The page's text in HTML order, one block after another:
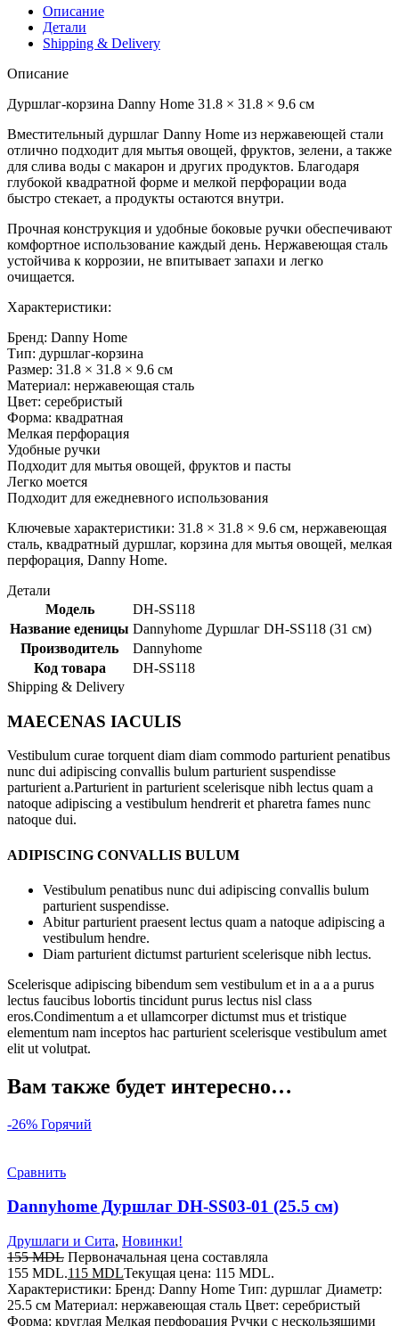
Описание
Детали
Shipping & Delivery
Описание
Дуршлаг-корзина Danny Home 31.8 × 31.8 × 9.6 см
Вместительный дуршлаг Danny Home из нержавеющей стали
отлично подходит для мытья овощей, фруктов, зелени, а также
для слива воды с макарон и других продуктов. Благодаря
глубокой квадратной форме и мелкой перфорации вода
быстро стекает, а продукты остаются внутри.
Прочная конструкция и удобные боковые ручки обеспечивают
комфортное использование каждый день. Нержавеющая сталь
устойчива к коррозии, не впитывает запахи и легко
очищается.
Характеристики:
Бренд: Danny Home
Тип: дуршлаг-корзина
Размер: 31.8 × 31.8 × 9.6 см
Материал: нержавеющая сталь
Цвет: серебристый
Форма: квадратная
Мелкая перфорация
Удобные ручки
Подходит для мытья овощей, фруктов и пасты
Легко моется
Подходит для ежедневного использования
Ключевые характеристики: 31.8 × 31.8 × 9.6 см, нержавеющая
сталь, квадратный дуршлаг, корзина для мытья овощей, мелкая
перфорация, Danny Home.
Детали
Модель
DH-SS118
Название еденицы Dannyhome Дуршлаг DH-SS118 (31 см)
Производитель
Dannyhome
Код товара
DH-SS118
Shipping & Delivery
MAECENAS IACULIS
Vestibulum curae torquent diam diam commodo parturient penatibus
nunc dui adipiscing convallis bulum parturient suspendisse
parturient a.Parturient in parturient scelerisque nibh lectus quam a
natoque adipiscing a vestibulum hendrerit et pharetra fames nunc
natoque dui.
ADIPISCING CONVALLIS BULUM
Vestibulum penatibus nunc dui adipiscing convallis bulum
parturient suspendisse.
Abitur parturient praesent lectus quam a natoque adipiscing a
vestibulum hendre.
Diam parturient dictumst parturient scelerisque nibh lectus.
Scelerisque adipiscing bibendum sem vestibulum et in a a a purus
lectus faucibus lobortis tincidunt purus lectus nisl class
eros.Condimentum a et ullamcorper dictumst mus et tristique
elementum nam inceptos hac parturient scelerisque vestibulum amet
elit ut volutpat.
Вам также будет интересно…
-26% Горячий
Сравнить
Dannyhome Дуршлаг DH-SS03-01 (25.5 см)
Друшлаги и Сита, Новинки!
155MDL Первоначальная цена составляла
155 MDL.115 MDLТекущая цена: 115 MDL.
Характеристики: Бренд: Danny Home Тип: дуршлаг Диаметр:
25.5 см Материал: нержавеющая сталь Цвет: серебристый
Форма: круглая Мелкая перфорация Ручки с нескользящими